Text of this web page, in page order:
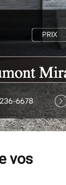
vos